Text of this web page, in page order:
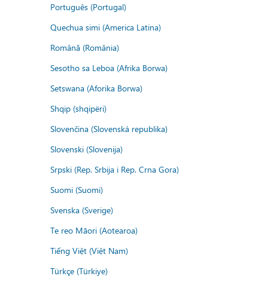
Português (Portugal)
Quechua simi (America Latina)
Română (România)
Sesotho sa Leboa (Afrika Borwa)
Setswana (Aforika Borwa)
Shqip (shqipëri)
Slovenčina (Slovenská republika)
Slovenski (Slovenija)
Srpski (Rep. Srbija i Rep. Crna Gora)
Suomi (Suomi)
Svenska (Sverige)
Te reo Māori (Aotearoa)
Tiếng Việt (Việt Nam)
Türkçe (Türkiye)